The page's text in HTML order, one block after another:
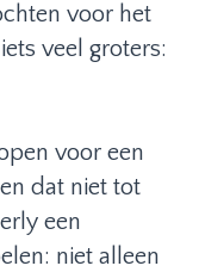
voor het
veel groters:
voor een
dat niet tot
een
niet alleen